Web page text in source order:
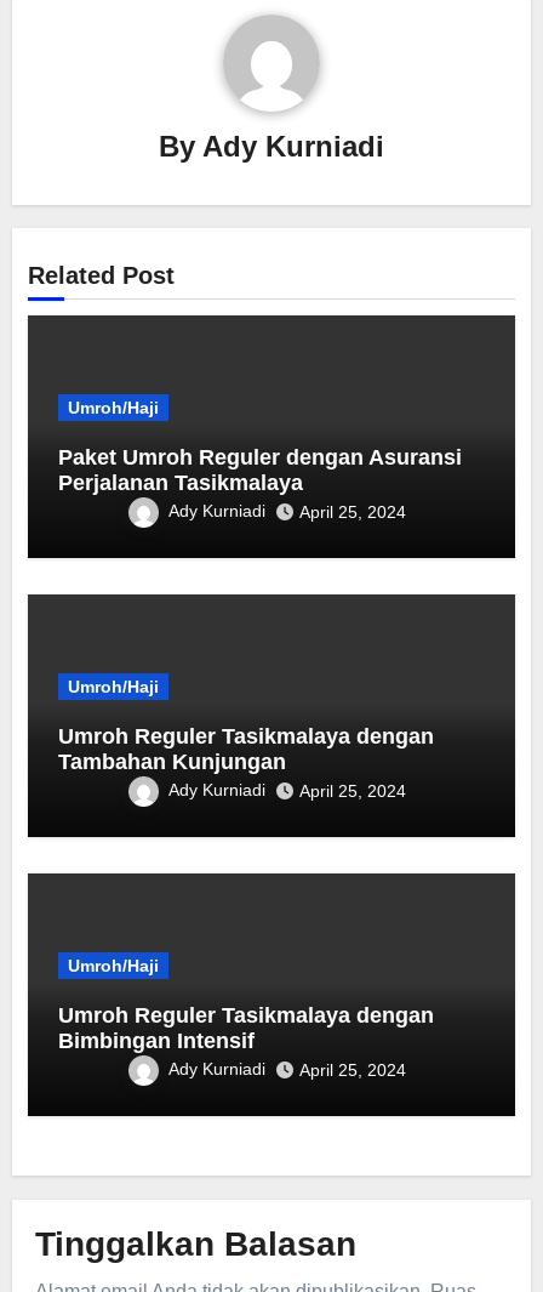
By Ady Kurniadi
Related Post
Umroh/Haji
Paket Umroh Reguler dengan Asuransi
Perjalanan Tasikmalaya
Ady Kurniadi April 25, 2024
Umroh/Haji
Umroh Reguler Tasikmalaya dengan
Tambahan Kunjungan
Ady Kurniadi April 25, 2024
Umroh/Haji
Umroh Reguler Tasikmalaya dengan
Bimbingan Intensif
Ady Kurniadi April 25, 2024
Tinggalkan Balasan